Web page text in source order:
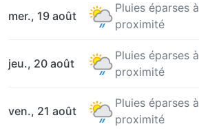
mer., 19 août
Pluies éparses à
proximité
jeu., 20 août
Pluies éparses à
proximité
ven., 21 août
Pluies éparses à
proximité